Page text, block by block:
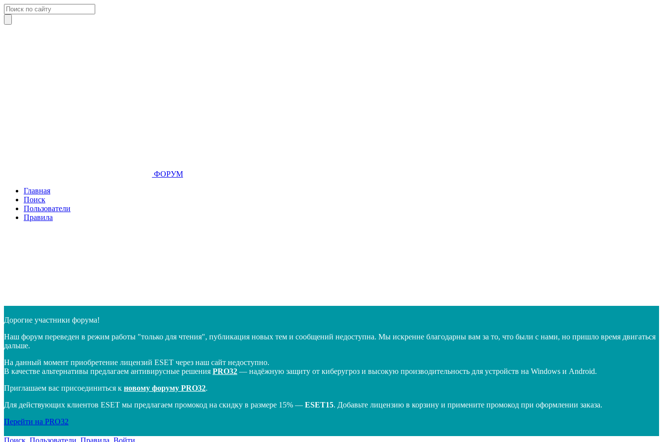
ФОРУМ
Главная
Поиск
Пользователи
Правила
Дорогие участники форума!
Наш форум переведен в режим работы "только для чтения", публикация новых тем и сообщений недоступна. Мы искренне благодарны вам за то, что были с нами, но пришло время двигаться
дальше.
На данный момент приобретение лицензий ESET через наш сайт недоступно.
В качестве альтернативы предлагаем антивирусные решения PRO32 — надёжную защиту от киберугроз и высокую производительность для устройств на Windows и Android.
Приглашаем вас присоединиться к новому форуму PRO32.
Для действующих клиентов ESET мы предлагаем промокод на скидку в размере 15% — ESET15. Добавьте лицензию в корзину и примените промокод при оформлении заказа.
Перейти на PRO32
Поиск Пользователи Правила Войти